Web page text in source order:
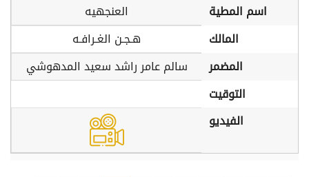
اسم المطية
العنجهيه
المالك
هـجـن الغـرافـه
المضمر
سالم عامر راشد سعيد المدهوشي
التوقيت
الفيديو